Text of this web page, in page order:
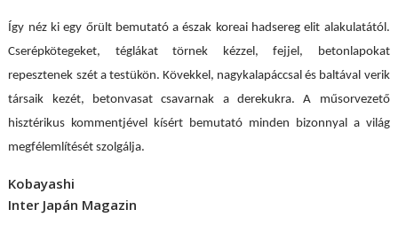
Így néz ki egy őrült bemutató a észak koreai hadsereg elit alakulatától.
Cserépkötegeket, téglákat törnek kézzel, fejjel, betonlapokat
repesztenek szét a testükön. Kövekkel, nagykalapáccsal és baltával verik
társaik kezét, betonvasat csavarnak a derekukra. A műsorvezető
hisztérikus kommentjével kísért bemutató minden bizonnyal a világ
megfélemlítését szolgálja.
Kobayashi
Inter Japán Magazin